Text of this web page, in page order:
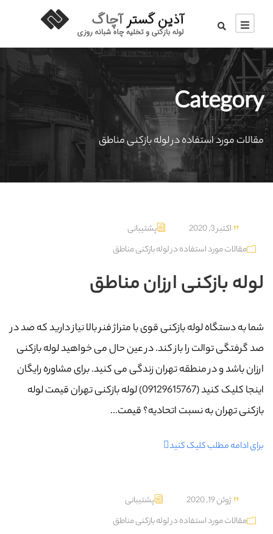
Category
مقالات مورد استفاده در لوله بازکنی مناطق
اکتبر 3, 2020
پشتیبانی
مقالات مورد استفاده در لوله بازکنی مناطق
لوله بازکنی ارزان مناطق
شما به دستگاه لوله بازکنی قوی با متراژ فنر بالا نیاز دارید که صد در
صد گرفتگی توالت را باز کند. در عین حال می خواهید لوله بازکنی
ارزان باشد و در منطقه تهران زندگی می کنید. برای مشاوره رایگان
اینجا کلیک کنید (09129615767) لوله بازکنی تهران قیمت لوله
بازکنی تهران به نسبت اتحادیه؟ قیمت...
برای ادامه مطلب کلیک کنید
ژوئن 19, 2020
پشتیبانی
مقالات مورد استفاده در لوله بازکنی مناطق